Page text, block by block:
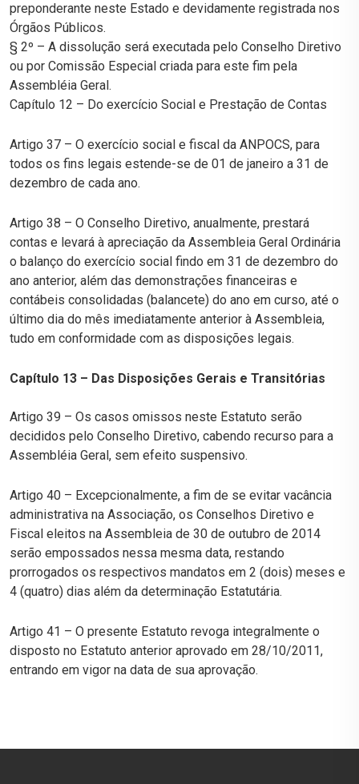
preponderante neste Estado e devidamente registrada nos
Órgãos Públicos.
§ 2º – A dissolução será executada pelo Conselho Diretivo
ou por Comissão Especial criada para este fim pela
Assembléia Geral.
Capítulo 12 – Do exercício Social e Prestação de Contas
Artigo 37 – O exercício social e fiscal da ANPOCS, para
todos os fins legais estende-se de 01 de janeiro a 31 de
dezembro de cada ano.
Artigo 38 – O Conselho Diretivo, anualmente, prestará
contas e levará à apreciação da Assembleia Geral Ordinária
o balanço do exercício social findo em 31 de dezembro do
ano anterior, além das demonstrações financeiras e
contábeis consolidadas (balancete) do ano em curso, até o
último dia do mês imediatamente anterior à Assembleia,
tudo em conformidade com as disposições legais.
Capítulo 13 – Das Disposições Gerais e Transitórias
Artigo 39 – Os casos omissos neste Estatuto serão
decididos pelo Conselho Diretivo, cabendo recurso para a
Assembléia Geral, sem efeito suspensivo.
Artigo 40 – Excepcionalmente, a fim de se evitar vacância
administrativa na Associação, os Conselhos Diretivo e
Fiscal eleitos na Assembleia de 30 de outubro de 2014
serão empossados nessa mesma data, restando
prorrogados os respectivos mandatos em 2 (dois) meses e
4 (quatro) dias além da determinação Estatutária.
Artigo 41 – O presente Estatuto revoga integralmente o
disposto no Estatuto anterior aprovado em 28/10/2011,
entrando em vigor na data de sua aprovação.